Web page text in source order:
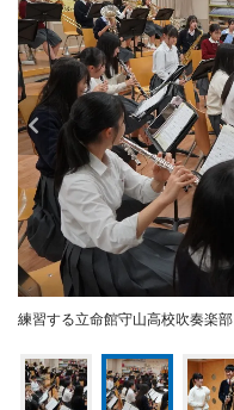
練習する立命館守山高校吹奏楽部